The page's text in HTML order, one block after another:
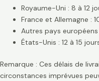
Royaume-Uni : 8 à 12
France et Allemagne :
Autres pays européens
États-Unis : 12 à 15
Remarque : Ces délais de
circonstances imprévues